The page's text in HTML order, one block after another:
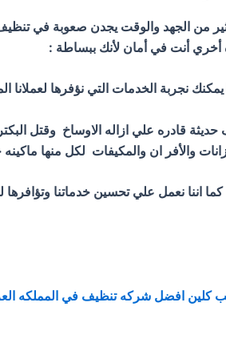
من الجهد والوقت يجدن صعوبة في
أنت في أمان لأنك ببساطة :
الخدمات التي نؤفرها لعملانا
قادره علي ازاله الاوساخ وقتل
والأفر ان والمكيفات لكل منها
نعمل علي تحسين خدماتنا
افضل شركه تنظيف في المملكه العربية